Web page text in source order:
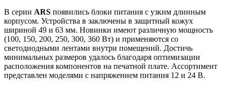
В серии ARS появились блоки питания с узким длинным
корпусом. Устройства в заключены в защитный кожух
шириной 49 и 63 мм. Новинки имеют различную мощность
(100, 150, 200, 250, 300, 360 Вт) и применяются со
светодиодными лентами внутри помещений. Достичь
минимальных размеров удалось благодаря оптимизации
расположения компонентов на печатной плате. Ассортимент
представлен моделями с напряжением питания 12 и 24 В.